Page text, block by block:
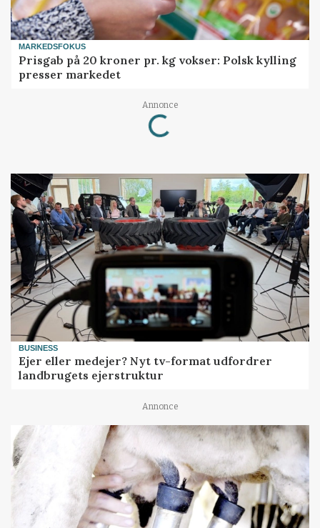
MARKEDSFOKUS
Prisgab på 20 kroner pr. kg vokser: Polsk kylling
presser markedet
Annonce
Loading...
BUSINESS
Ejer eller medejer? Nyt tv-format udfordrer
landbrugets ejerstruktur
Annonce